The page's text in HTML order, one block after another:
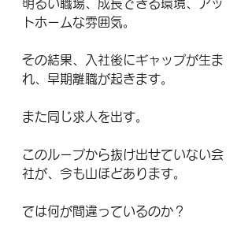
明るい職場、成長できる環境、アッ
トホームな雰囲気。
その結果、入社後にギャップが生ま
れ、早期離職が起きます。
また同じ求人を出す。
このループから抜け出せていない会
社が、今も山ほどあります。
では何が間違っているのか？